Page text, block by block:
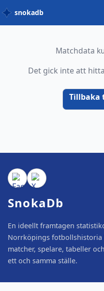
snokadb
Matchdata
Det gick inte att
Tillbaka
SnokaDb
En ideellt framtagen
Norrköpings
matcher, spelare, tabeller
ett och samma ställe.